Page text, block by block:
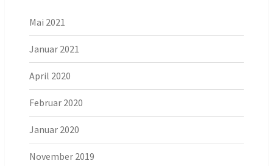
Mai 2021
Januar 2021
April 2020
Februar 2020
Januar 2020
November 2019